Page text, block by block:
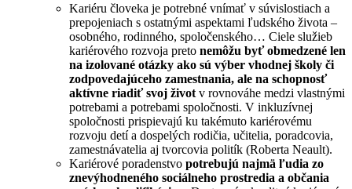
Kariéru človeka je potrebné vnímať v súvislostiach a
prepojeniach s ostatnými aspektami ľudského života –
osobného, rodinného, spoločenského… Ciele služieb
kariérového rozvoja preto nemôžu byť obmedzené len
na izolované otázky ako sú výber vhodnej školy či
zodpovedajúceho zamestnania, ale na schopnosť
aktívne riadiť svoj život v rovnováhe medzi vlastnými
potrebami a potrebami spoločnosti. V inkluzívnej
spoločnosti prispievajú ku takémuto kariérovému
rozvoju detí a dospelých rodičia, učitelia, poradcovia,
zamestnávatelia aj tvorcovia politík (Roberta Neault).
Kariérové poradenstvo potrebujú najmä ľudia zo
znevýhodneného sociálneho prostredia a občania